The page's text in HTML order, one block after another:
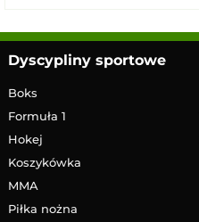
Dyscypliny sportowe
Boks
Formuła 1
Hokej
Koszykówka
MMA
Piłka nożna